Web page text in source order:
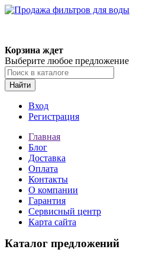
Корзина ждет
Выберите любое предложение
Найти
Вход
Регистрация
Главная
Блог
Доставка
Оплата
Контакты
О компании
Гарантия
Сервисный центр
Карта сайта
Каталог предложений